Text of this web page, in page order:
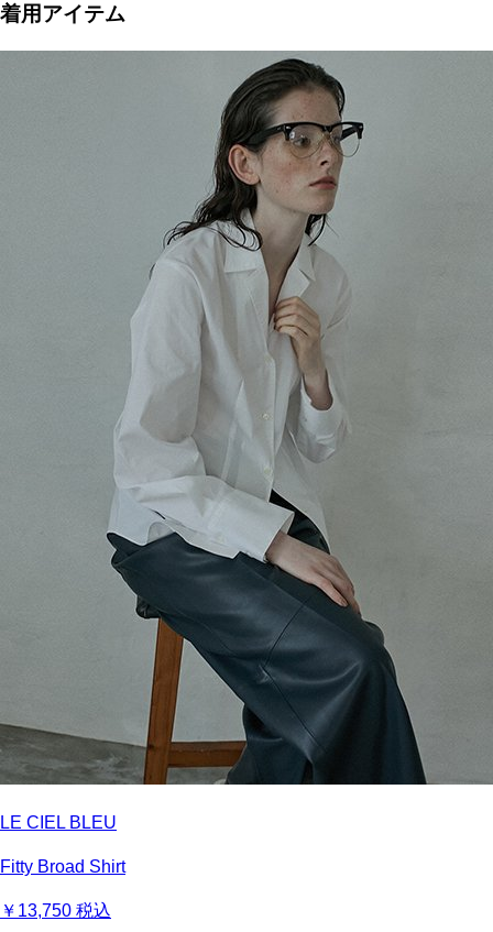
着用アイテム
LE CIEL BLEU
Fitty Broad Shirt
￥13,750 税込